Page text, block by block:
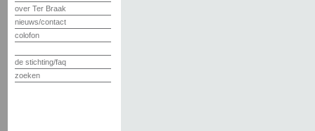
over Ter Braak
nieuws/contact
colofon
de stichting/faq
zoeken